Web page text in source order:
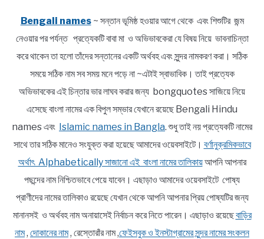
Bengali names~ সন্তান ভূমিষ্ঠ হওয়ার আগে থেকে এবং শিশুটির জন্ম
নেওয়ার পর পর্যন্ত প্রত্যেকটি বাবা মা ও অভিভাবকেরা যে বিষয় নিয়ে ভাবনাচিন্তা
করে থাকেন তা হলো তাঁদের সন্তানের একটি অর্থবহ এবং সুন্দর নামকরণ করা। সঠিক
সময়ে সঠিক নাম সব সময় মনে পড়ে না ~এটাই স্বাভাবিক। তাই প্রত্যেক
অভিভাবকের এই চিন্তার ভার লাঘব করার জন্য bongquotes সাজিয়ে নিয়ে
এসেছে বাংলা নামের এক বিপুল সম্ভার যেখানে রয়েছে Bengali Hindu
names এবং Islamic names in Bangla. শুধু তাই নয় প্রত্যেকটি নামের
সাথে তার সঠিক মানেও সংযুক্ত করা হয়েছে আমাদের ওয়েবসাইটে। বর্ণানুক্রমিকভাবে
অর্থাৎ Alphabetically সাজানো এই বাংলা নামের তালিকায়আপনি আপনার
পছন্দের নাম নিশ্চিতভাবে পেয়ে যাবেন। এছাড়াও আমাদের ওয়েবসাইটে পোষ্য
প্রাণীদের নামের তালিকাও রয়েছে যেখান থেকে আপনি আপনার প্রিয় পোষ্যটির জন্য
মানানসই ও অর্থবহ নাম অনায়াসেই নির্বাচন করে নিতে পারেন। এছাড়াও রয়েছেবাড়ির
নাম, দোকানের নাম, রেস্তোরাঁর নাম ,ফেইসবুক ও ইনস্টাগ্রামের সুন্দর নামের সংকলন